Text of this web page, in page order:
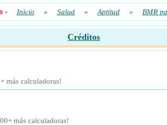
- Inicio » Salud » Aptitud » BMR
Créditos
más calculadoras!
más calculadoras!